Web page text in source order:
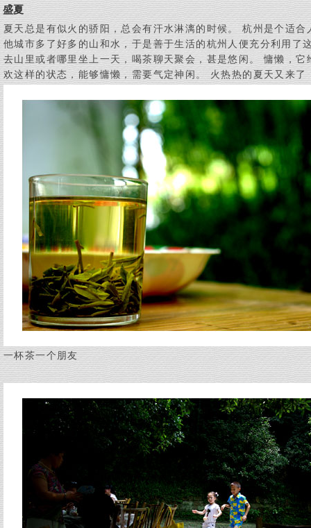
盛夏
夏天总是有似火的骄阳，总会有汗水淋漓的时候。 杭州是个适
他城市多了好多的山和水，于是善于生活的杭州人便充分利用了
去山里或者哪里坐上一天，喝茶聊天聚会，甚是悠闲。 慵懒，
欢这样的状态，能够慵懒，需要气定神闲。 火热热的夏天又来了
一杯茶一个朋友